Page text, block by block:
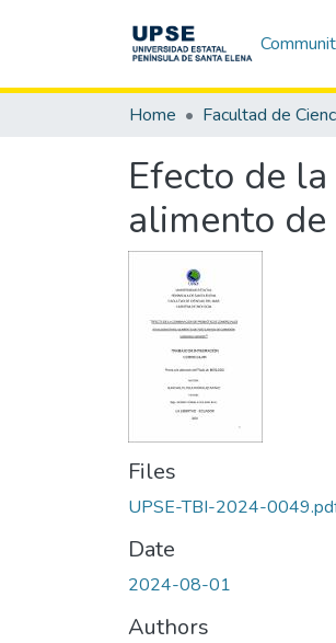
Home Facultad de
Efecto de
alimento
Files
UPSE-TBI-2024-
Date
2024-08-01
Authors